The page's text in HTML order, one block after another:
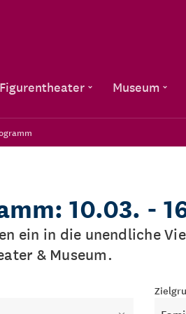
Figurentheater Museum
10.03. -
ein in die unendliche
& Museum.